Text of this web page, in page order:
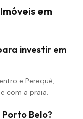
em
investir em
e Perequê,
com a praia.
Belo?